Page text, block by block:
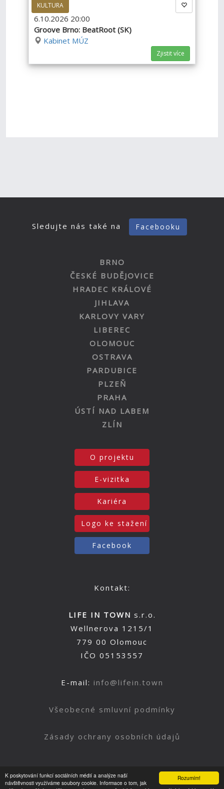
Rozumím!
K poskytování funkcí sociálních médií a analýze naší
návštěvnosti využíváme soubory cookie. Informace o tom, jak
KULTURA
6.10.2026 20:00
Groove Brno: BeatRoot (SK)
Kabinet MÚZ
Zjistit více
Sledujte nás také na Facebooku
BRNO
ČESKÉ BUDĚJOVICE
HRADEC KRÁLOVÉ
JIHLAVA
KARLOVY VARY
LIBEREC
OLOMOUC
OSTRAVA
PARDUBICE
PLZEŇ
PRAHA
ÚSTÍ NAD LABEM
ZLÍN
O projektu
E-vizitka
Kariéra
Logo ke stažení
Facebook
Kontakt:
LIFE IN TOWN s.r.o.
Wellnerova 1215/1
779 00 Olomouc
IČO 05153557
E-mail: info@lifein.town
Všeobecné smluvní podmínky
Zásady ochrany osobních údajů
Nahoru